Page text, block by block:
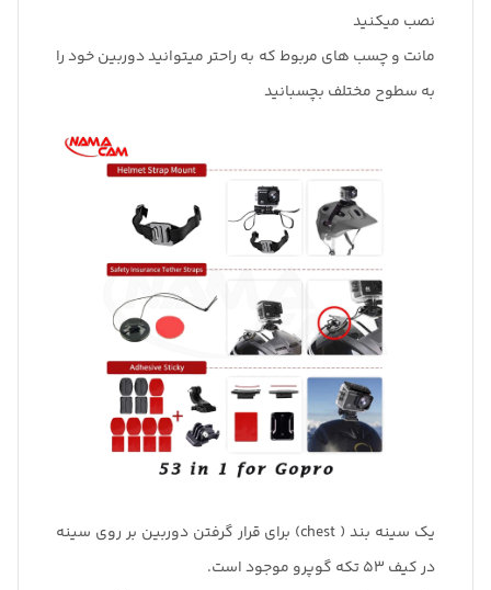
نصب میکنید
مانت و چسب های مربوط که به راحتر میتوانید دوربین خود را
به سطوح مختلف بچسبانید
یک سینه بند ( chest) برای قرار گرفتن دوربین بر روی سینه
در کیف 53 تکه گوپرو موجود است.